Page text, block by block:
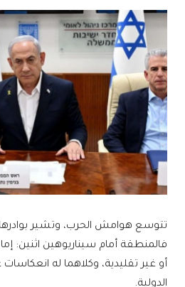
تتوسع هوامش الحرب، وتشير
فالمنطقة أمام سيناريوهين اثنين:
أو غير تقليدية، وكلاهما له
الدولية.